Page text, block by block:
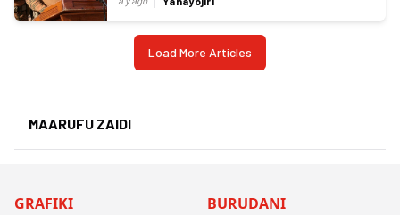
Load More Articles
MAARUFU ZAIDI
GRAFIKI BURUDANI